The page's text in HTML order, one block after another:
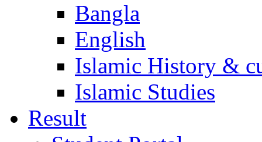
Bangla
English
Islamic History &
Islamic Studies
Result